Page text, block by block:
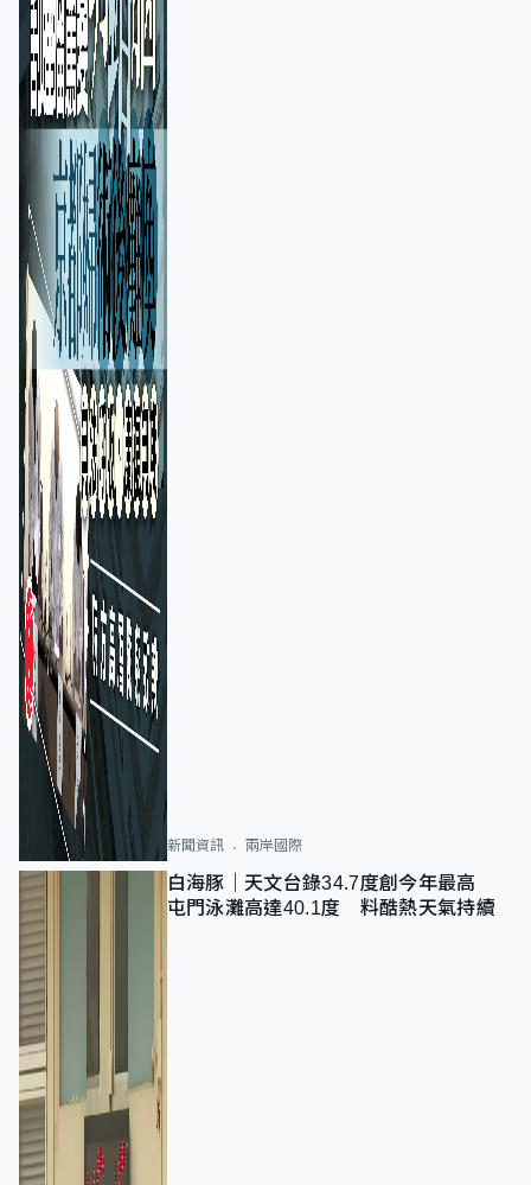
新聞資訊 兩岸國際
白海豚｜天文台錄34.7度創今年最高
屯門泳灘高達40.1度 料酷熱天氣持續